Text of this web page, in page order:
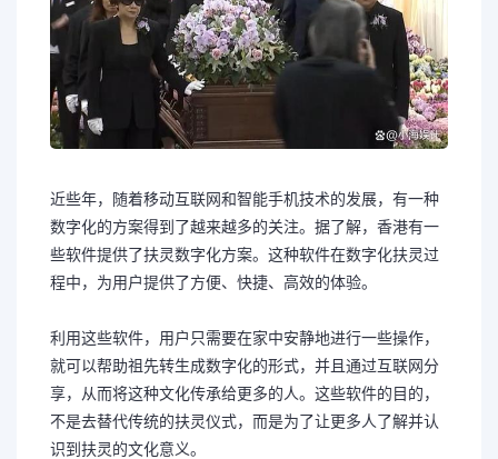
近些年，随着移动互联网和智能手机技术的发展，有一种
数字化的方案得到了越来越多的关注。据了解，香港有一
些软件提供了扶灵数字化方案。这种软件在数字化扶灵过
程中，为用户提供了方便、快捷、高效的体验。
利用这些软件，用户只需要在家中安静地进行一些操作，
就可以帮助祖先转生成数字化的形式，并且通过互联网分
享，从而将这种文化传承给更多的人。这些软件的目的，
不是去替代传统的扶灵仪式，而是为了让更多人了解并认
识到扶灵的文化意义。